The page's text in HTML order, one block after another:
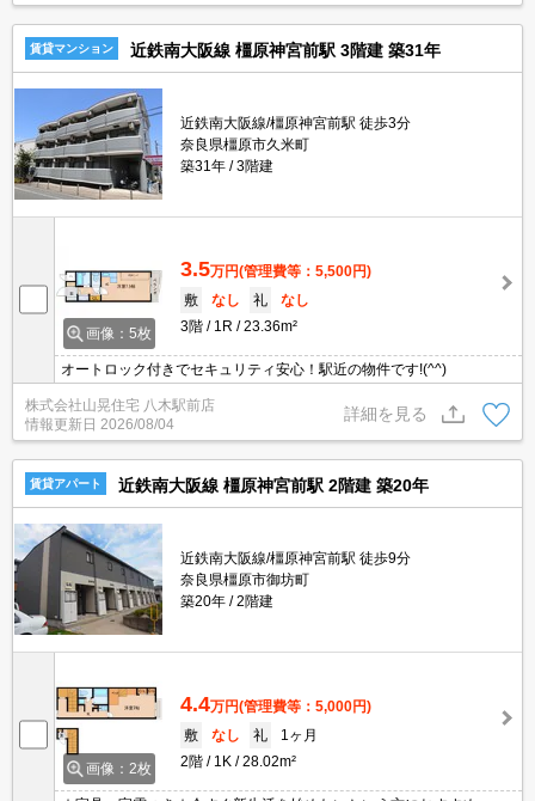
賃貸マンション 近鉄南大阪線 橿原神宮前駅 3階建 築31年
近鉄南大阪線/橿原神宮前駅 徒歩3分
奈良県橿原市久米町
築31年
3階建
画像：5枚
3.5万円(管理費等：5,500円)
敷
なし 礼
なし
3階
1R 23.36m²
オートロック付きでセキュリティ安心！駅近の物件です!(^^)
株式会社山晃住宅 八木駅前店
情報更新日 2026/08/04
詳細を見る
賃貸アパート 近鉄南大阪線 橿原神宮前駅 2階建 築20年
近鉄南大阪線/橿原神宮前駅 徒歩9分
奈良県橿原市御坊町
築20年
2階建
画像：2枚
4.4万円(管理費等：5,000円)
敷
なし 礼
1ヶ月
2階
1K 28.02m²